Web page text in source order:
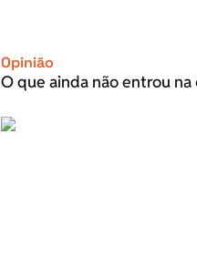
Opinião
O que ainda não entrou